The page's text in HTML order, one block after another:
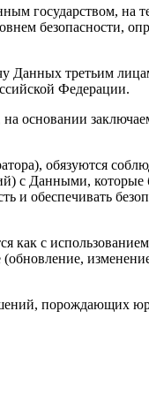
государством, на
безопасности,
Данных третьим
Федерации.
основании
обязуются
с Данными, которые
и обеспечивать
с
порождающих